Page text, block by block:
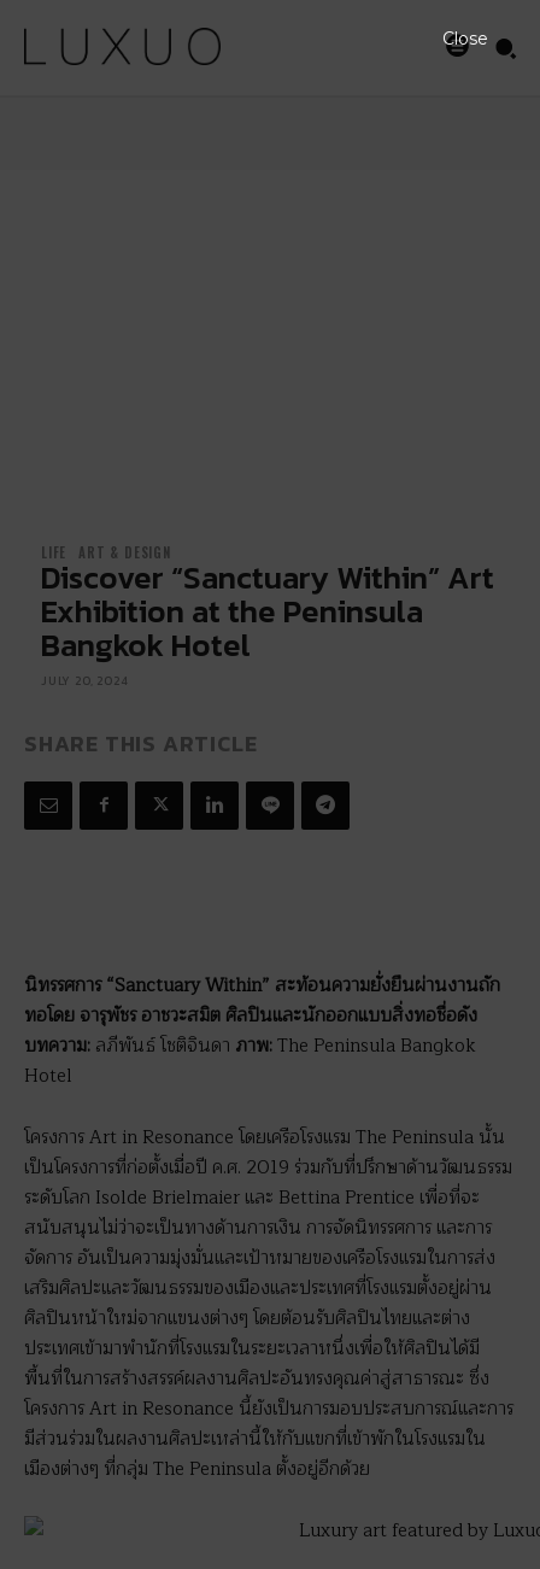
LIFE ART & DESIGN
Discover “Sanctuary Within” Art
Exhibition at the Peninsula
Bangkok Hotel
JULY 20, 2024
SHARE THIS ARTICLE
นิทรรศการ “Sanctuary Within” สะท้อนความยั่งยืนผ่านงานถัก
ทอโดย จารุพัชร อาชวะสมิต ศิลปินและนักออกแบบสิ่งทอชื่อดัง
บทความ: ลภีพันธ์ โชติจินดา ภาพ:The Peninsula Bangkok
Hotel
โครงการ Art in Resonance โดยเครือโรงแรม The Peninsula นั้น
เป็นโครงการที่ก่อตั้งเมื่อปี ค.ศ. 2019 ร่วมกับที่ปรึกษาด้านวัฒนธรรม
ระดับโลก Isolde Brielmaier และ Bettina Prentice เพื่อที่จะ
สนับสนุนไม่ว่าจะเป็นทางด้านการเงิน การจัดนิทรรศการ และการ
จัดการ อันเป็นความมุ่งมั่นและเป้าหมายของเครือโรงแรมในการส่ง
เสริมศิลปะและวัฒนธรรมของเมืองและประเทศที่โรงแรมตั้งอยู่ผ่าน
ศิลปินหน้าใหม่จากแขนงต่างๆ โดยต้อนรับศิลปินไทยและต่าง
ประเทศเข้ามาพำนักที่โรงแรมในระยะเวลาหนึ่งเพื่อให้ศิลปินได้มี
พื้นที่ในการสร้างสรรค์ผลงานศิลปะอันทรงคุณค่าสู่สาธารณะ ซึ่ง
โครงการ Art in Resonance นี้ยังเป็นการมอบประสบการณ์และการ
มีส่วนร่วมในผลงานศิลปะเหล่านี้ให้กับแขกที่เข้าพักในโรงแรมใน
เมืองต่างๆ ที่กลุ่ม The Peninsula ตั้งอยู่อีกด้วย
Close